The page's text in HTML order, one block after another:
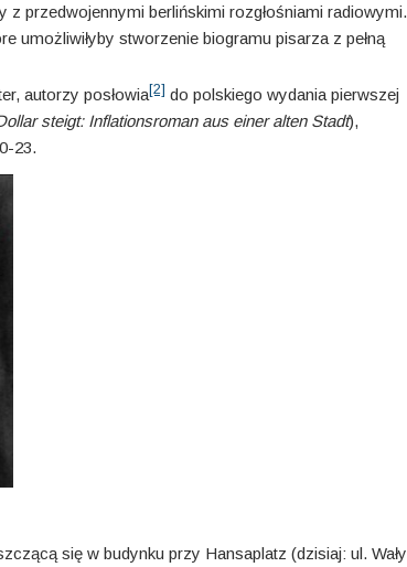
z przedwojennymi berlińskimi rozgłoś­nia­mi radiowymi.
umożliwiłyby stworzenie biogramu pisarza z pełną
autorzy posłowia[2] do pols­kie­go wydania pierwszej
steigt: Inflations­roman aus einer alten Stadt),
23.
się w budynku przy Hansaplatz (dzisiaj: ul. Wały